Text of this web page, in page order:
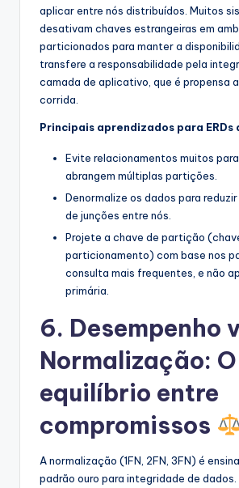
aplicar entre nós distribuídos. Muitos
desativam chaves estrangeiras em
particionados para manter a
transfere a responsabilidade pela
camada de aplicativo, que é propensa
corrida.
Principais aprendizados para
Evite relacionamentos muitos
abrangem múltiplas partições.
Denormalize os dados para
de junções entre nós.
Projete a chave de partição
particionamento) com base nos
consulta mais frequentes, e não
primária.
6. Desempenho
Normalização: O
equilíbrio entre
compromissos
A normalização (1FN, 2FN, 3FN) é
padrão ouro para integridade de